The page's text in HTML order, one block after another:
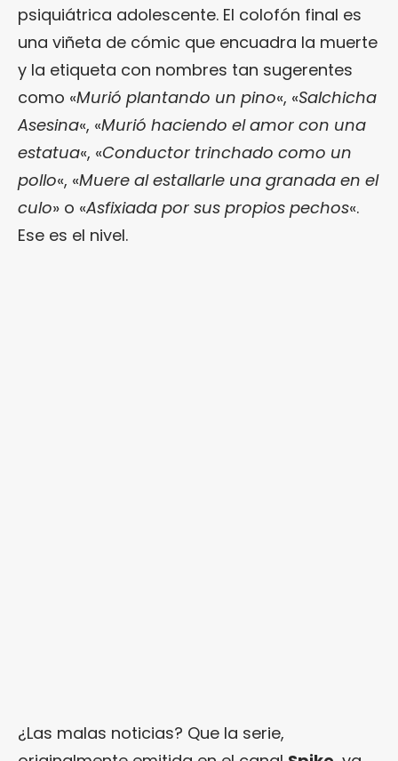
psiquiátrica adolescente. El colofón final es
una viñeta de cómic que encuadra la muerte
y la etiqueta con nombres tan sugerentes
como «Murió plantando un pino«, «Salchicha
Asesina«, «Murió haciendo el amor con una
estatua«, «Conductor trinchado como un
pollo«, «Muere al estallarle una granada en el
culo» o «Asfixiada por sus propios pechos«.
Ese es el nivel.
¿Las malas noticias? Que la serie,